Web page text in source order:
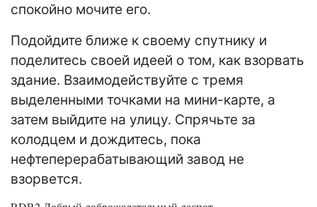
спокойно мочите его.
Подойдите ближе к своему спутнику и
поделитесь своей идеей о том, как взорвать
здание. Взаимодействуйте с тремя
выделенными точками на мини-карте, а
затем выйдите на улицу. Спрячьте за
колодцем и дождитесь, пока
нефтеперерабатывающий завод не
взорвется.